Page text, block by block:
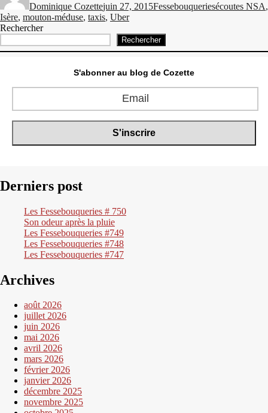
Dominique Cozettejuin 27, 2015Fessebouqueriesécoutes NSA,
Isère, mouton-méduse, taxis, Uber
Rechercher
Rechercher
S'abonner au blog de Cozette
Derniers post
Les Fessebouqueries # 750
Son odeur après la pluie
Les Fessebouqueries #749
Les Fessebouqueries #748
Les Fessebouqueries #747
Archives
août 2026
juillet 2026
juin 2026
mai 2026
avril 2026
mars 2026
février 2026
janvier 2026
décembre 2025
novembre 2025